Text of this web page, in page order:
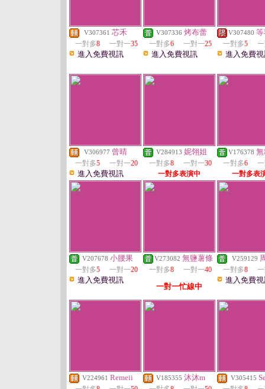
V307361 芯禾
一對多8 一對一35
進入免費視訊
V307336 烤布蕾
一對多6 一對一25
進入免費視訊
V307480
一對多5
進入免費
V306977 曾晴
一對多5 一對一20
進入免費視訊
V284913 妮翎姐
一對多8 一對一30
一對多表演中
V176378
一對多6
一對多表
V207678 小腰果
一對多5 一對一20
進入免費視訊
V273082 無鹽薯條
一對多8 一對一40
一對一忙線中
V259129
一對多8
進入免費
V224961 Remeii V185355 沐沐m V305415